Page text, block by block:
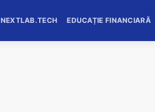
NEXTLAB.TECH EDUCAȚIE FINANCIARĂ